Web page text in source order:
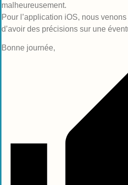
malheureusement.
Pour l’application iOS, nous
d’avoir des précisions sur une
Bonne journée,